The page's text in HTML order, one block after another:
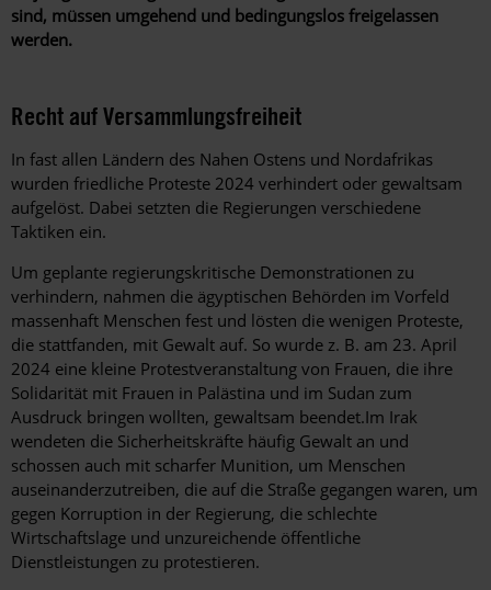
sind, müssen umgehend und bedingungslos freigelassen
werden.
Recht auf Versammlungsfreiheit
In fast allen Ländern des Nahen Ostens und Nordafrikas
wurden friedliche Proteste 2024 verhindert oder gewaltsam
aufgelöst. Dabei setzten die Regierungen verschiedene
Taktiken ein.
Um geplante regierungskritische Demonstrationen zu
verhindern, nahmen die ägyptischen Behörden im Vorfeld
massenhaft Menschen fest und lösten die wenigen Proteste,
die stattfanden, mit Gewalt auf. So wurde z. B. am 23. April
2024 eine kleine Protestveranstaltung von Frauen, die ihre
Solidarität mit Frauen in Palästina und im Sudan zum
Ausdruck bringen wollten, gewaltsam beendet.Im Irak
wendeten die Sicherheitskräfte häufig Gewalt an und
schossen auch mit scharfer Munition, um Menschen
auseinanderzutreiben, die auf die Straße gegangen waren, um
gegen Korruption in der Regierung, die schlechte
Wirtschaftslage und unzureichende öffentliche
Dienstleistungen zu protestieren.